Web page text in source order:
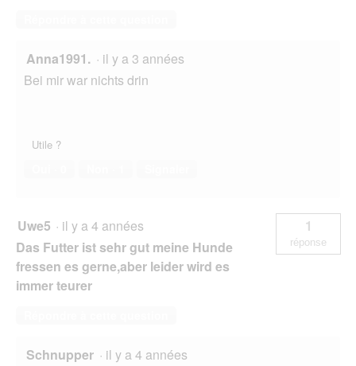
Anna1991. · il y a 3 années
Bei mir war nichts drin
Utile ?
Uwe5 · il y a 4 années
Das Futter ist sehr gut meine Hunde
fressen es gerne,aber leider wird es
immer teurer
1
réponse
Schnupper · il y a 4 années